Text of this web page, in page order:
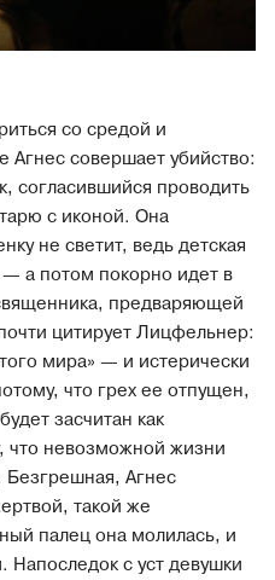
со средой и
совершает убийство:
согласившийся проводить
с иконой. Она
не светит, ведь детская
а потом покорно идет в
предваряющей
цитирует Лицфельнер:
мира» — и истерически
что грех ее отпущен,
засчитан как
что невозможной жизни
Безгрешная, Агнес
такой же
палец она молилась, и
с уст девушки